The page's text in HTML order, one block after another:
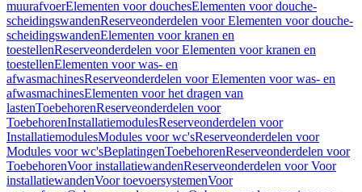
muurafvoerElementen voor douchesElementen voor douche-
scheidingswandenReserveonderdelen voor Elementen voor douche-
scheidingswandenElementen voor kranen en
toestellenReserveonderdelen voor Elementen voor kranen en
toestellenElementen voor was- en
afwasmachinesReserveonderdelen voor Elementen voor was- en
afwasmachinesElementen voor het dragen van
lastenToebehorenReserveonderdelen voor
ToebehorenInstallatiemodulesReserveonderdelen voor
InstallatiemodulesModules voor wc'sReserveonderdelen voor
Modules voor wc'sBeplatingenToebehorenReserveonderdelen voor
ToebehorenVoor installatiewandenReserveonderdelen voor Voor
installatiewandenVoor toevoersystemenVoor